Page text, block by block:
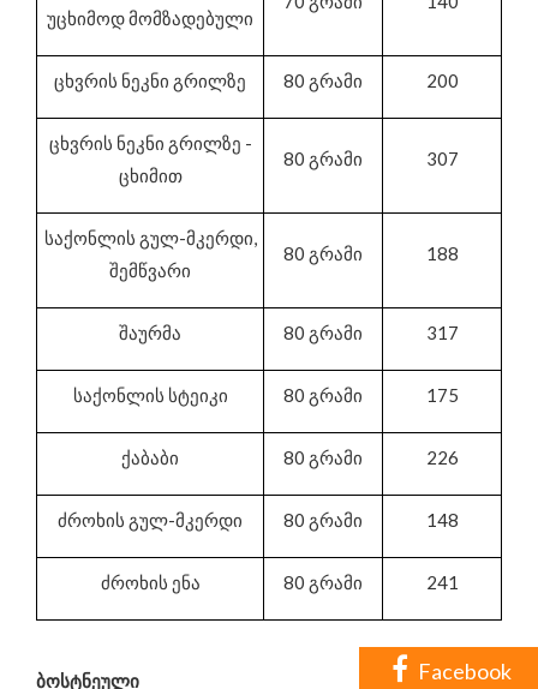
Facebook
უცხიმოდ მომზადებული
ცხვრის ნეკნი გრილზე 80 გრამი 200
ცხვრის ნეკნი გრილზე -
ცხიმით
80 გრამი 307
საქონლის გულ-მკერდი,
შემწვარი
80 გრამი 188
შაურმა 80 გრამი 317
საქონლის სტეიკი 80 გრამი 175
ქაბაბი 80 გრამი 226
ძროხის გულ-მკერდი 80 გრამი 148
ძროხის ენა 80 გრამი 241
ბოსტნეული